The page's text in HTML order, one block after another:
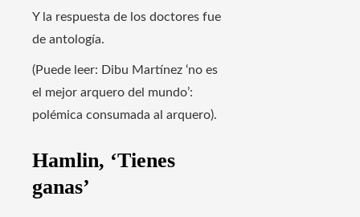
Y la respuesta de los doctores fue
de antología.
(Puede leer: Dibu Martínez ‘no es
el mejor arquero del mundo’:
polémica consumada al arquero).
Hamlin, ‘Tienes
ganas’